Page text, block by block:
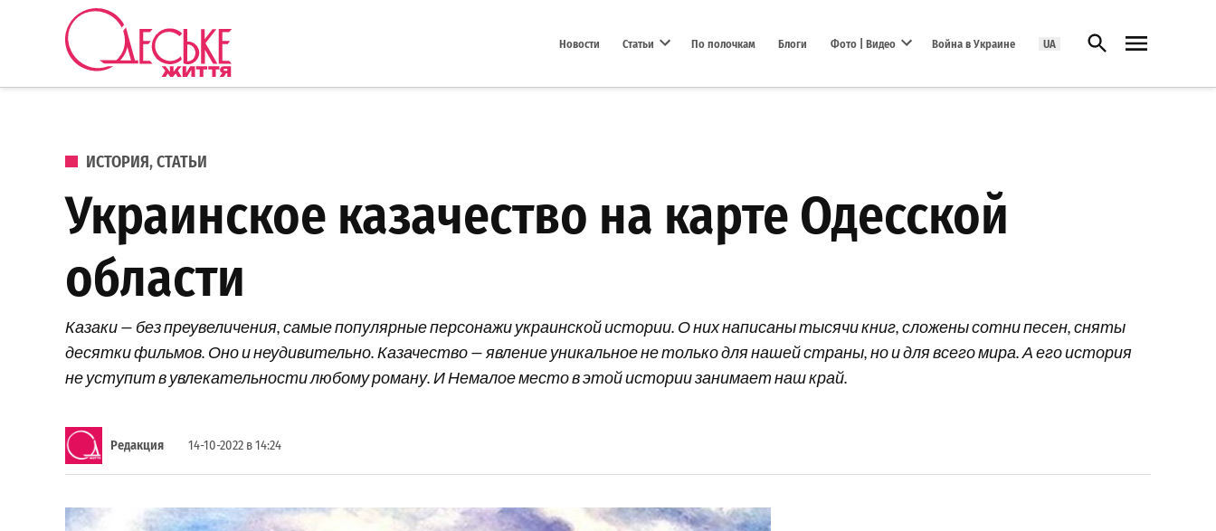
Перейти к содержанию
Новости Статьи По полочкам Блоги Фото | Видео Война в Украине UA Открыть поиск
ОПУБЛИКОВАНО В
ИСТОРИЯ,СТАТЬИ
Украинское казачество на карте Одесской
области
Казаки — без преувеличения, самые популярные персонажи украинской истории. О них написаны тысячи книг, сложены сотни песен, сняты
десятки фильмов. Оно и неудивительно. Казачество — явление уникальное не только для нашей страны, но и для всего мира. А его история
не уступит в увлекательности любому роману. И Немалое место в этой истории занимает наш край.
Редакция 14-10-2022 в 14:24